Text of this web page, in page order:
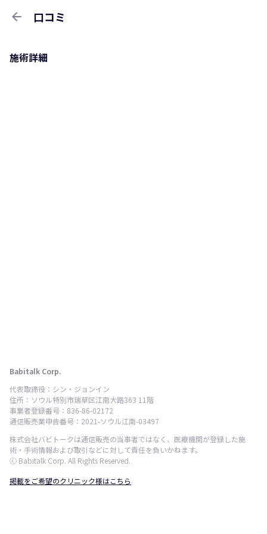
arrow_back 口コミ
施術詳細
Babitalk Corp.
代表取締役：シン・ジョンイン
住所：ソウル特別市瑞草区江南大路363 11階
事業者登録番号：836-86-02172
通信販売業申告番号：2021-ソウル江南-03497
株式会社バビトークは通信販売の当事者ではなく、医療機関が登録した施
術・手術情報および取引などに対して責任を負いかねます。
ⓒ Babitalk Corp. All Rights Reserved.
掲載をご希望のクリニック様はこちら